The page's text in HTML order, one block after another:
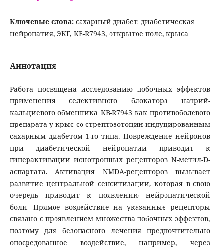
Ключевые слова: сахарный диабет, диабетическая
нейропатия, ЭКГ, KB-R7943, открытое поле, крыса
Аннотация
Работа посвящена исследованию побочных эффектов
применения селективного блокатора натрий-
кальциевого обменника KB-R7943 как противоболевого
препарата у крыс со стрептозотоцин-индуцированным
сахарным диабетом 1-го типа. Повреждение нейронов
при диабетической нейропатии приводит к
гиперактивации ионотропных рецепторов N-метил-D-
аспартата. Активация NMDA-рецепторов вызывает
развитие центральной сенситизации, которая в свою
очередь приводит к появлению нейропатической
боли. Прямое воздействие на указанные рецепторы
связано с проявлением множества побочных эффектов,
поэтому для безопасного лечения предпочтительно
опосредованное воздействие, например, через